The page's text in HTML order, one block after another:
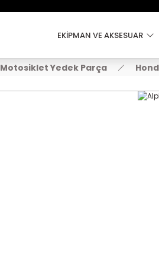
EKİPMAN VE AKSESUAR
Motosiklet Yedek Parça